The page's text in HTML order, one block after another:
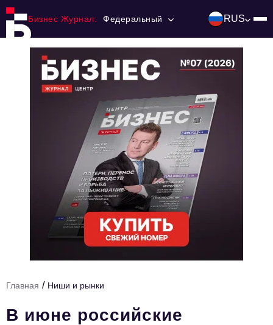
Бизнес Журнал: Федеральный RUS
Ниши и рынки
Технологии и тренды
HR
Главная / Ниши и рынки
В июне российские